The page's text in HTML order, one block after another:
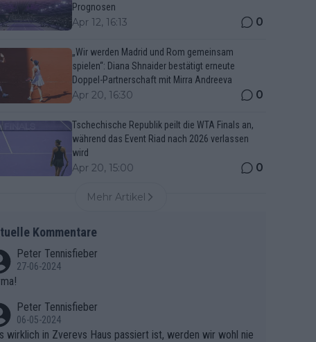
Prognosen
Apr 12, 16:13 0
„Wir werden Madrid und Rom gemeinsam
spielen“: Diana Shnaider bestätigt erneute
Doppel-Partnerschaft mit Mirra Andreeva
Apr 20, 16:30 0
Tschechische Republik peilt die WTA Finals an,
während das Event Riad nach 2026 verlassen
wird
Apr 20, 15:00 0
Mehr Artikel
Kommentare
Peter Tennisfieber
27-06-2024
Peter Tennisfieber
06-05-2024
wirklich in Zverevs Haus passiert ist, werden wir wohl nie